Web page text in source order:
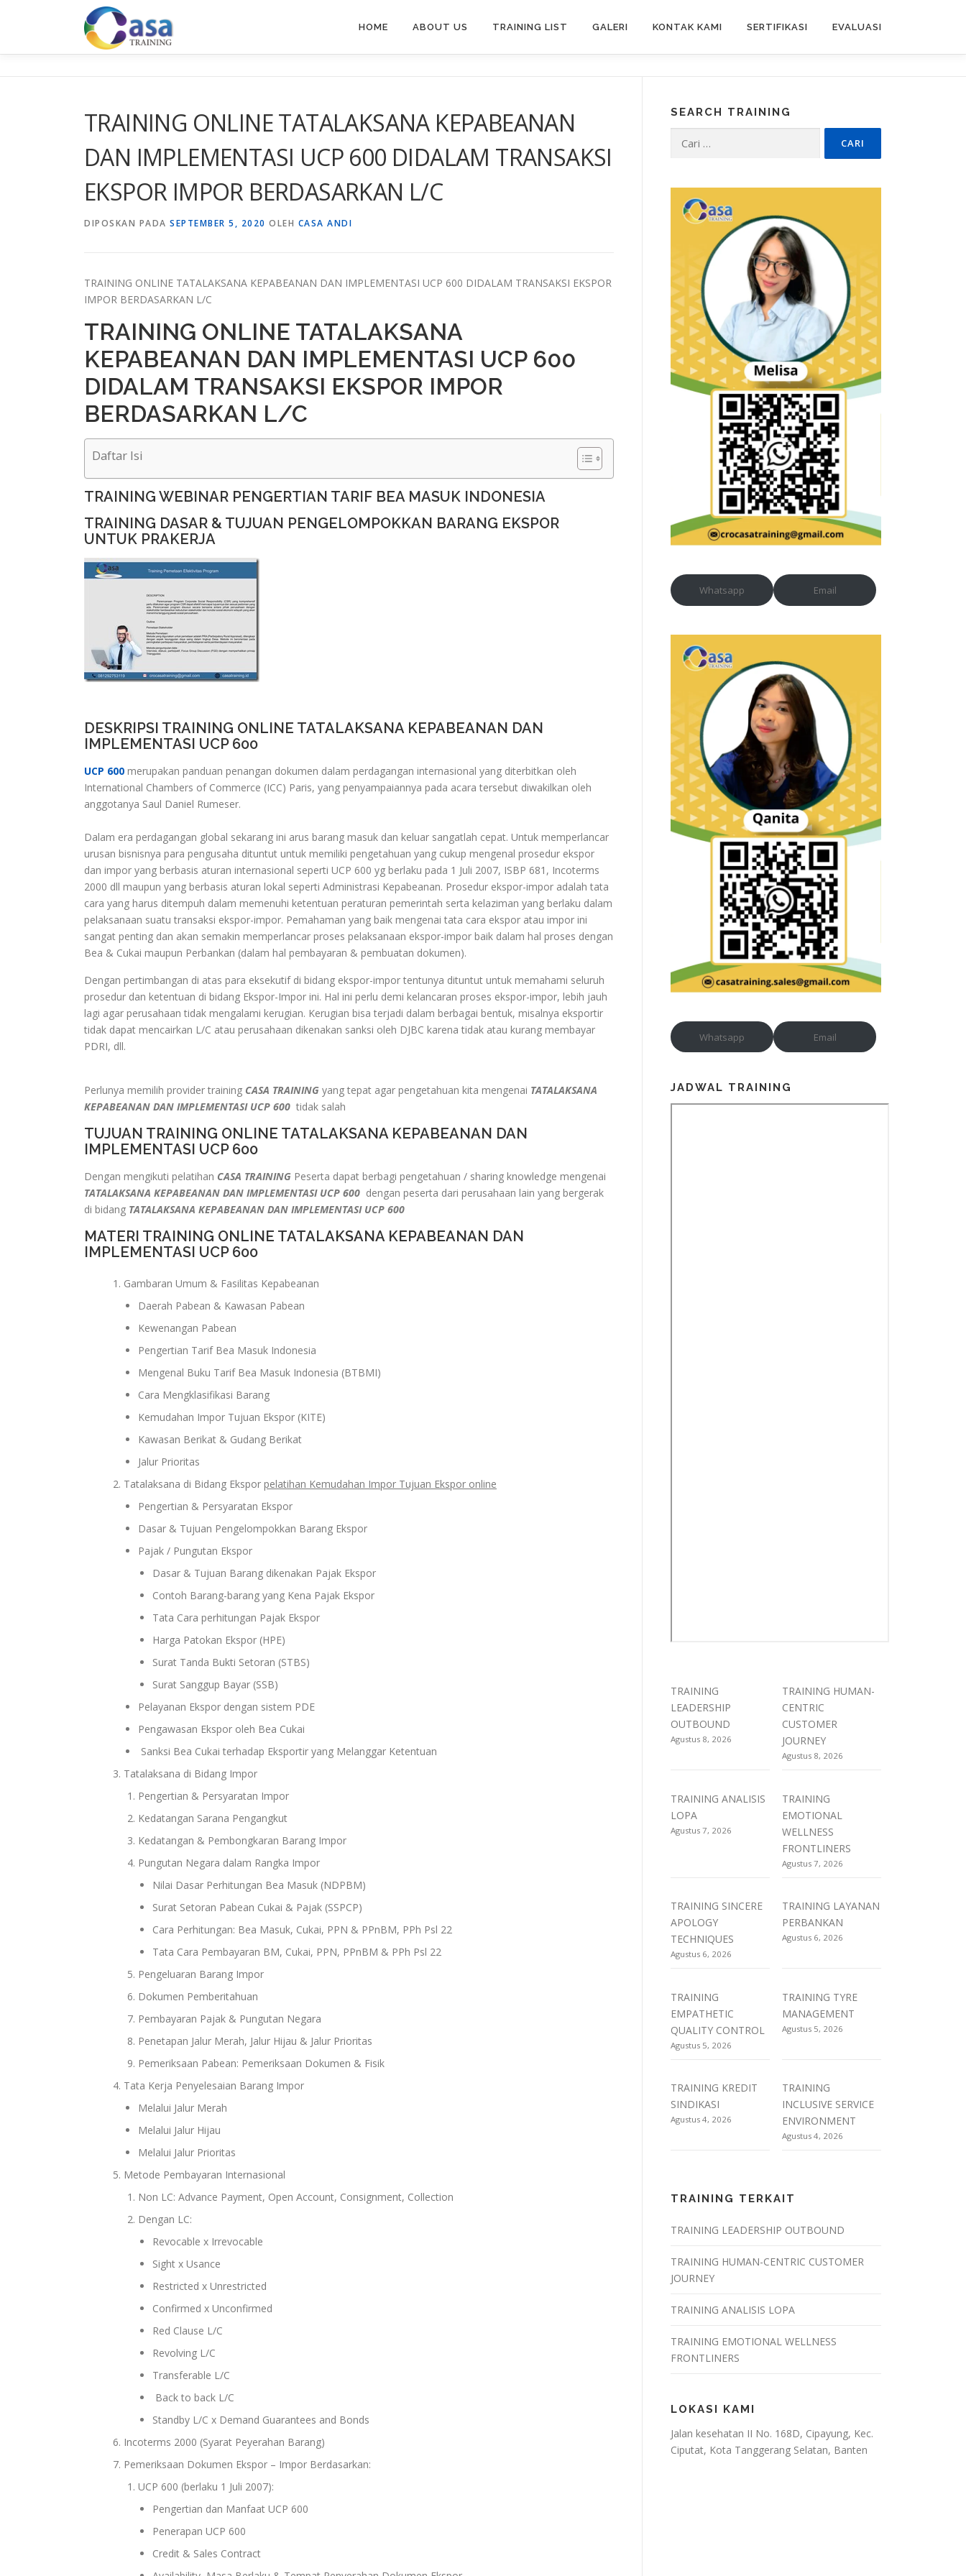
HOME ABOUT US TRAINING LIST GALERI KONTAK KAMI SERTIFIKASI EVALUASI
TRAINING ONLINE TATALAKSANA KEPABEANAN
DAN IMPLEMENTASI UCP 600 DIDALAM TRANSAKSI
EKSPOR IMPOR BERDASARKAN L/C
DIPOSKAN PADA SEPTEMBER 5, 2020 OLEH CASA ANDI
TRAINING ONLINE TATALAKSANA KEPABEANAN DAN IMPLEMENTASI UCP 600 DIDALAM TRANSAKSI EKSPOR
IMPOR BERDASARKAN L/C
TRAINING ONLINE TATALAKSANA
KEPABEANAN DAN IMPLEMENTASI UCP 600
DIDALAM TRANSAKSI EKSPOR IMPOR
BERDASARKAN L/C
Daftar Isi
TRAINING WEBINAR PENGERTIAN TARIF BEA MASUK INDONESIA
TRAINING DASAR & TUJUAN PENGELOMPOKKAN BARANG EKSPOR
UNTUK PRAKERJA
DESKRIPSI TRAINING ONLINE TATALAKSANA KEPABEANAN DAN
IMPLEMENTASI UCP 600
UCP 600 merupakan panduan penangan dokumen dalam perdagangan internasional yang diterbitkan oleh
International Chambers of Commerce (ICC) Paris, yang penyampaiannya pada acara tersebut diwakilkan oleh
anggotanya Saul Daniel Rumeser.
Dalam era perdagangan global sekarang ini arus barang masuk dan keluar sangatlah cepat. Untuk memperlancar
urusan bisnisnya para pengusaha dituntut untuk memiliki pengetahuan yang cukup mengenal prosedur ekspor
dan impor yang berbasis aturan internasional seperti UCP 600 yg berlaku pada 1 Juli 2007, ISBP 681, Incoterms
2000 dll maupun yang berbasis aturan lokal seperti Administrasi Kepabeanan. Prosedur ekspor-impor adalah tata
cara yang harus ditempuh dalam memenuhi ketentuan peraturan pemerintah serta kelaziman yang berlaku dalam
pelaksanaan suatu transaksi ekspor-impor. Pemahaman yang baik mengenai tata cara ekspor atau impor ini
sangat penting dan akan semakin memperlancar proses pelaksanaan ekspor-impor baik dalam hal proses dengan
Bea & Cukai maupun Perbankan (dalam hal pembayaran & pembuatan dokumen).
Dengan pertimbangan di atas para eksekutif di bidang ekspor-impor tentunya dituntut untuk memahami seluruh
prosedur dan ketentuan di bidang Ekspor-Impor ini. Hal ini perlu demi kelancaran proses ekspor-impor, lebih jauh
lagi agar perusahaan tidak mengalami kerugian. Kerugian bisa terjadi dalam berbagai bentuk, misalnya eksportir
tidak dapat mencairkan L/C atau perusahaan dikenakan sanksi oleh DJBC karena tidak atau kurang membayar
PDRI, dll.
Perlunya memilih provider training CASA TRAINING yang tepat agar pengetahuan kita mengenai TATALAKSANA
KEPABEANAN DAN IMPLEMENTASI UCP 600 tidak salah
TUJUAN TRAINING ONLINE TATALAKSANA KEPABEANAN DAN
IMPLEMENTASI UCP 600
Dengan mengikuti pelatihan CASA TRAINING Peserta dapat berbagi pengetahuan / sharing knowledge mengenai
TATALAKSANA KEPABEANAN DAN IMPLEMENTASI UCP 600 dengan peserta dari perusahaan lain yang bergerak
di bidang TATALAKSANA KEPABEANAN DAN IMPLEMENTASI UCP 600
MATERI TRAINING ONLINE TATALAKSANA KEPABEANAN DAN
IMPLEMENTASI UCP 600
Gambaran Umum & Fasilitas Kepabeanan
Daerah Pabean & Kawasan Pabean
Kewenangan Pabean
Pengertian Tarif Bea Masuk Indonesia
Mengenal Buku Tarif Bea Masuk Indonesia (BTBMI)
Cara Mengklasifikasi Barang
Kemudahan Impor Tujuan Ekspor (KITE)
Kawasan Berikat & Gudang Berikat
Jalur Prioritas
Tatalaksana di Bidang Ekspor pelatihan Kemudahan Impor Tujuan Ekspor online
Pengertian & Persyaratan Ekspor
Dasar & Tujuan Pengelompokkan Barang Ekspor
Pajak / Pungutan Ekspor
Dasar & Tujuan Barang dikenakan Pajak Ekspor
Contoh Barang-barang yang Kena Pajak Ekspor
Tata Cara perhitungan Pajak Ekspor
Harga Patokan Ekspor (HPE)
Surat Tanda Bukti Setoran (STBS)
Surat Sanggup Bayar (SSB)
Pelayanan Ekspor dengan sistem PDE
Pengawasan Ekspor oleh Bea Cukai
Sanksi Bea Cukai terhadap Eksportir yang Melanggar Ketentuan
Tatalaksana di Bidang Impor
Pengertian & Persyaratan Impor
Kedatangan Sarana Pengangkut
Kedatangan & Pembongkaran Barang Impor
Pungutan Negara dalam Rangka Impor
Nilai Dasar Perhitungan Bea Masuk (NDPBM)
Surat Setoran Pabean Cukai & Pajak (SSPCP)
Cara Perhitungan: Bea Masuk, Cukai, PPN & PPnBM, PPh Psl 22
Tata Cara Pembayaran BM, Cukai, PPN, PPnBM & PPh Psl 22
Pengeluaran Barang Impor
Dokumen Pemberitahuan
Pembayaran Pajak & Pungutan Negara
Penetapan Jalur Merah, Jalur Hijau & Jalur Prioritas
Pemeriksaan Pabean: Pemeriksaan Dokumen & Fisik
Tata Kerja Penyelesaian Barang Impor
Melalui Jalur Merah
Melalui Jalur Hijau
Melalui Jalur Prioritas
Metode Pembayaran Internasional
Non LC: Advance Payment, Open Account, Consignment, Collection
Dengan LC:
Revocable x Irrevocable
Sight x Usance
Restricted x Unrestricted
Confirmed x Unconfirmed
Red Clause L/C
Revolving L/C
Transferable L/C
Back to back L/C
Standby L/C x Demand Guarantees and Bonds
Incoterms 2000 (Syarat Peyerahan Barang)
Pemeriksaan Dokumen Ekspor – Impor Berdasarkan:
UCP 600 (berlaku 1 Juli 2007):
Pengertian dan Manfaat UCP 600
Penerapan UCP 600
Credit & Sales Contract
SEARCH TRAINING
untuk:
Whatsapp Email
Whatsapp Email
JADWAL TRAINING
TRAINING
LEADERSHIP
OUTBOUND
Agustus 8, 2026
TRAINING HUMAN-
CENTRIC
CUSTOMER
JOURNEY
Agustus 8, 2026
TRAINING ANALISIS
LOPA
Agustus 7, 2026
TRAINING
EMOTIONAL
WELLNESS
FRONTLINERS
Agustus 7, 2026
TRAINING SINCERE
APOLOGY
TECHNIQUES
Agustus 6, 2026
TRAINING LAYANAN
PERBANKAN
Agustus 6, 2026
TRAINING
EMPATHETIC
QUALITY CONTROL
Agustus 5, 2026
TRAINING TYRE
MANAGEMENT
Agustus 5, 2026
TRAINING KREDIT
SINDIKASI
Agustus 4, 2026
TRAINING
INCLUSIVE SERVICE
ENVIRONMENT
Agustus 4, 2026
TRAINING TERKAIT
TRAINING LEADERSHIP OUTBOUND
TRAINING HUMAN-CENTRIC CUSTOMER
JOURNEY
TRAINING ANALISIS LOPA
TRAINING EMOTIONAL WELLNESS
FRONTLINERS
LOKASI KAMI
Jalan kesehatan II No. 168D, Cipayung, Kec.
Ciputat, Kota Tanggerang Selatan, Banten